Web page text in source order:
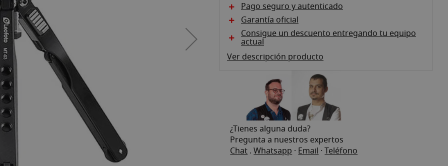
Pago seguro y autenticado
Garantía oficial
Consigue un descuento entregando tu equipo
actual
Ver descripción producto
¿Tienes alguna duda?
Pregunta a nuestros expertos
Chat.Whatsapp·Email·Teléfono